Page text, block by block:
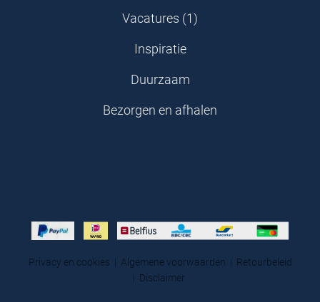
Vacatures (1)
Inspiratie
Duurzaam
Bezorgen en afhalen
Privacy en cookies | Algemene voorwaarden | Retourbeleid
| Disclaimer